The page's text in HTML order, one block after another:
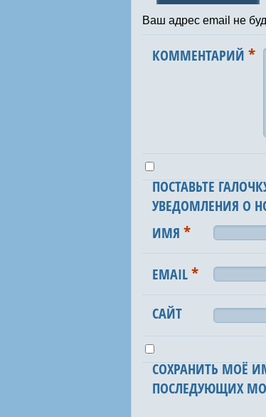
Ваш адрес email не
КОММЕНТАРИЙ*
ПОСТАВЬТЕ
УВЕДОМЛЕНИЯ О
ИМЯ*
EMAIL*
САЙТ
СОХРАНИТЬ МОЁ
ПОСЛЕДУЮЩИХ